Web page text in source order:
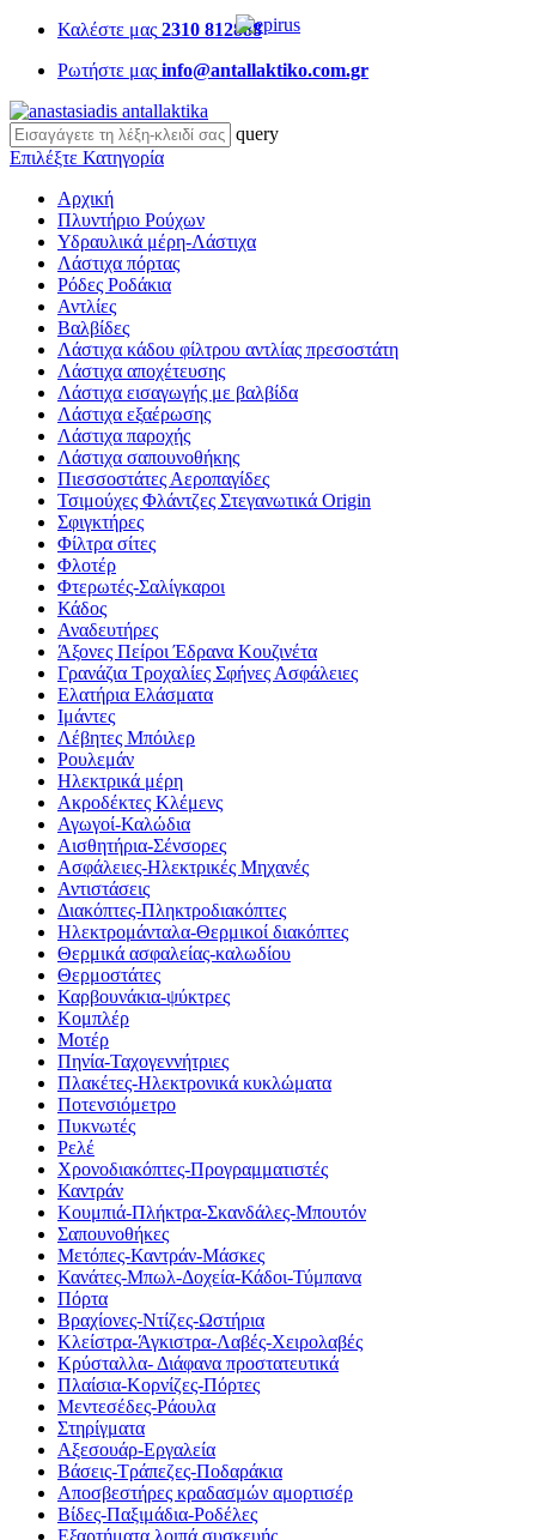
Καλέστε μας 2310 812888
Ρωτήστε μας info@antallaktiko.com.gr
query
Επιλέξτε Κατηγορία
Αρχική
Πλυντήριο Ρούχων
Υδραυλικά μέρη-Λάστιχα
Λάστιχα πόρτας
Ρόδες Ροδάκια
Αντλίες
Βαλβίδες
Λάστιχα κάδου φίλτρου αντλίας πρεσοστάτη
Λάστιχα αποχέτευσης
Λάστιχα εισαγωγής με βαλβίδα
Λάστιχα εξαέρωσης
Λάστιχα παροχής
Λάστιχα σαπουνοθήκης
Πιεσσοστάτες Αεροπαγίδες
Τσιμούχες Φλάντζες Στεγανωτικά Origin
Σφιγκτήρες
Φίλτρα σίτες
Φλοτέρ
Φτερωτές-Σαλίγκαροι
Κάδος
Αναδευτήρες
Άξονες Πείροι Έδρανα Κουζινέτα
Γρανάζια Τροχαλίες Σφήνες Ασφάλειες
Ελατήρια Ελάσματα
Ιμάντες
Λέβητες Μπόιλερ
Ρουλεμάν
Ηλεκτρικά μέρη
Ακροδέκτες Κλέμενς
Αγωγοί-Καλώδια
Αισθητήρια-Σένσορες
Ασφάλειες-Ηλεκτρικές Μηχανές
Αντιστάσεις
Διακόπτες-Πληκτροδιακόπτες
Ηλεκτρομάνταλα-Θερμικοί διακόπτες
Θερμικά ασφαλείας-καλωδίου
Θερμοστάτες
Καρβουνάκια-ψύκτρες
Κομπλέρ
Μοτέρ
Πηνία-Ταχογεννήτριες
Πλακέτες-Ηλεκτρονικά κυκλώματα
Ποτενσιόμετρο
Πυκνωτές
Ρελέ
Χρονοδιακόπτες-Προγραμματιστές
Καντράν
Κουμπιά-Πλήκτρα-Σκανδάλες-Μπουτόν
Σαπουνοθήκες
Μετόπες-Καντράν-Μάσκες
Κανάτες-Μπωλ-Δοχεία-Κάδοι-Τύμπανα
Πόρτα
Βραχίονες-Ντίζες-Ωστήρια
Κλείστρα-Άγκιστρα-Λαβές-Χειρολαβές
Κρύσταλλα- Διάφανα προστατευτικά
Πλαίσια-Κορνίζες-Πόρτες
Μεντεσέδες-Ράουλα
Στηρίγματα
Αξεσουάρ-Εργαλεία
Βάσεις-Τράπεζες-Ποδαράκια
Αποσβεστήρες κραδασμών αμορτισέρ
Βίδες-Παξιμάδια-Ροδέλες
Εξαρτήματα λοιπά συσκευής